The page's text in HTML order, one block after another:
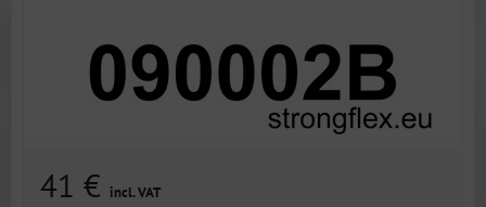
41 € incl. VAT